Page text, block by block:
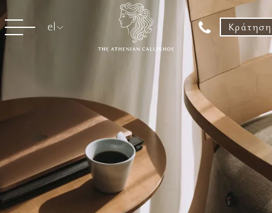
el Κράτηση